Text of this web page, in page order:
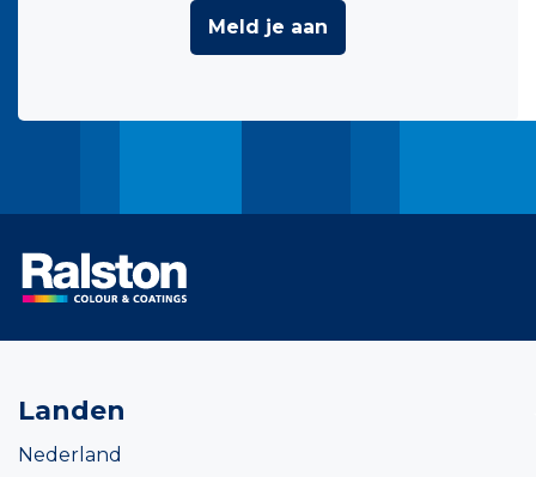
Meld je aan
Landen
Nederland